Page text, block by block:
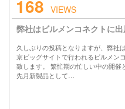
168 VIEWS
弊社はビルメンコネクトに出
久しぶりの投稿となりますが、弊社
京ビッグサイトで行われるビルメン
致します。 繁忙期の忙しい中の開催
先月新製品として…